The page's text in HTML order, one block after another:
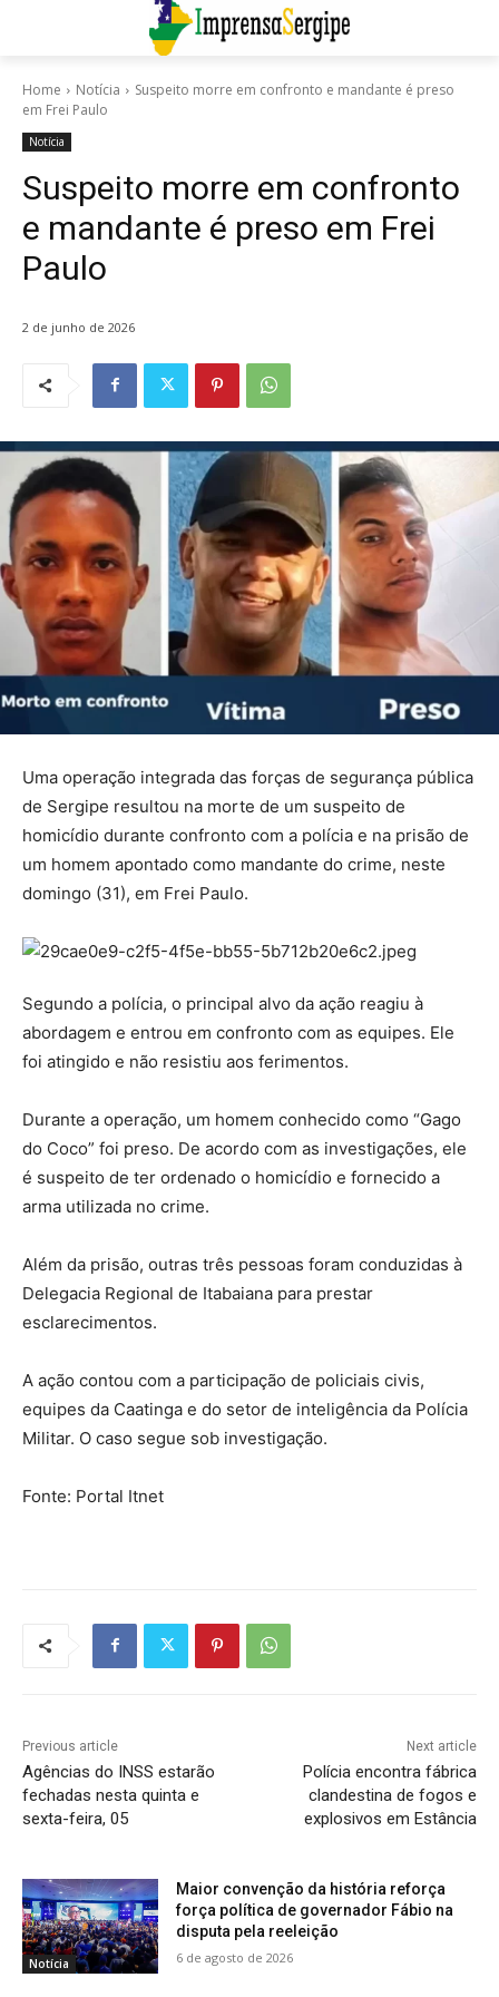
Home Notícia
Suspeito morre em confronto e mandante é preso
em Frei Paulo
Notícia
Suspeito morre em confronto
e mandante é preso em Frei
Paulo
2 de junho de 2026
Uma operação integrada das forças de segurança pública
de Sergipe resultou na morte de um suspeito de
homicídio durante confronto com a polícia e na prisão de
um homem apontado como mandante do crime, neste
domingo (31), em Frei Paulo.
Segundo a polícia, o principal alvo da ação reagiu à
abordagem e entrou em confronto com as equipes. Ele
foi atingido e não resistiu aos ferimentos.
Durante a operação, um homem conhecido como “Gago
do Coco” foi preso. De acordo com as investigações, ele
é suspeito de ter ordenado o homicídio e fornecido a
arma utilizada no crime.
Além da prisão, outras três pessoas foram conduzidas à
Delegacia Regional de Itabaiana para prestar
esclarecimentos.
A ação contou com a participação de policiais civis,
equipes da Caatinga e do setor de inteligência da Polícia
Militar. O caso segue sob investigação.
Fonte: Portal Itnet
Previous article
Agências do INSS estarão
fechadas nesta quinta e
sexta-feira, 05
Next article
Polícia encontra fábrica
clandestina de fogos e
explosivos em Estância
Notícia
Maior convenção da história reforça
força política de governador Fábio na
disputa pela reeleição
6 de agosto de 2026